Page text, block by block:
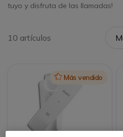
tuyo y disfruta de las llamadas!
10 artículos
IconMás vendido